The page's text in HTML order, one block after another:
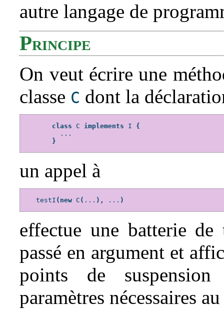
autre langage de
Principe
On veut écrire une
classe C dont la
class C implements I {
          ...
}
un appel à
    testI
(new C ( ... ), ... )
effectue une batterie
passé en argument et
points de suspension
paramètres nécessaires